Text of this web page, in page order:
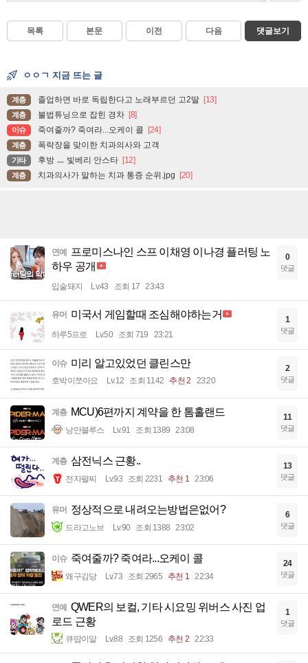
목록 본문 이전 다음 댓글보기
ㅇㅇㄱ 지금 뜨는 글
계층 졸업하면 바로 독립한다고 노래부르던 고2딸 [13]
계층 불법튜닝으로 잡힌 경차 [8]
이슈 죽여줄까? 죽여라...오케이 콜 [24]
계층 폭락장을 맞이한 치과의사와 고객
기타 후방 ㅡ 빛베리 안스타 [12]
계층 치과의사가 말하는 치과 통증 순위.jpg [20]
연예 프로미스나인 스프 이채영 이나경 플러팅 노
하우 공개
입술돼지 Lv.43 조회 17 23:43
0
댓글
유머 미국서 게임할때 조심해야하는거
하루5프로 Lv.50 조회 719 23:21
1
댓글
이슈 미리 알고있었던 클린스만
호박이쪼아요 Lv.12 조회 1142 추천 2 23:20
2
댓글
계층 MCU)6편까지 계약을 한 톰홀랜드
낭만블루스 Lv.91 조회 1389 23:08
11
댓글
계층 삼전닉스 근황..
전자팔찌 Lv.93 조회 2231 추천 1 23:06
13
댓글
유머 정상적으로 내려오는방법은없어?
드라고노브 Lv.90 조회 1388 23:02
6
댓글
이슈 죽여줄까? 죽여라...오케이 콜
왜구김당 Lv.73 조회 2965 추천 1 22:34
24
댓글
연예 QWER의 보컬, 기타 시요밍 위버스 사진 업
로드 근황
큐땁이알 Lv.88 조회 1256 추천 2 22:33
1
댓글